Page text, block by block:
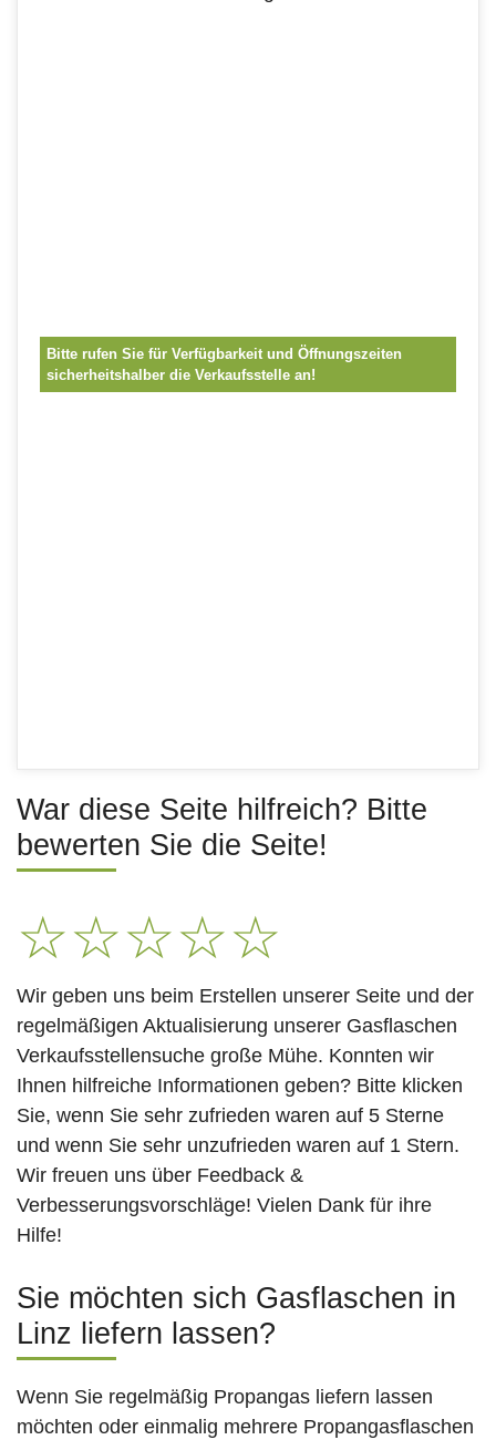
Bitte rufen Sie für Verfügbarkeit und Öffnungszeiten
sicherheitshalber die Verkaufsstelle an!
War diese Seite hilfreich? Bitte
bewerten Sie die Seite!
☆☆☆☆☆
Wir geben uns beim Erstellen unserer Seite und der
regelmäßigen Aktualisierung unserer Gasflaschen
Verkaufsstellensuche große Mühe. Konnten wir
Ihnen hilfreiche Informationen geben? Bitte klicken
Sie, wenn Sie sehr zufrieden waren auf 5 Sterne
und wenn Sie sehr unzufrieden waren auf 1 Stern.
Wir freuen uns über Feedback &
Verbesserungsvorschläge! Vielen Dank für ihre
Hilfe!
Sie möchten sich Gasflaschen in
Linz liefern lassen?
Wenn Sie regelmäßig Propangas liefern lassen
möchten oder einmalig mehrere Propangasflaschen